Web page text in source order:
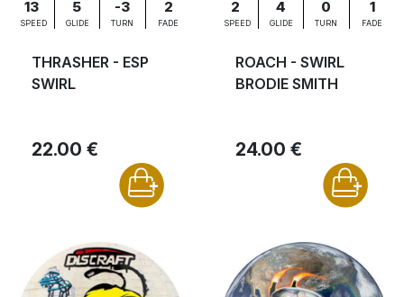
13
SPEED
5
GLIDE
-3
TURN
2
FADE
THRASHER - ESP
SWIRL
22.00 €
2
SPEED
4
GLIDE
0
TURN
1
FADE
ROACH - SWIRL
BRODIE SMITH
24.00 €